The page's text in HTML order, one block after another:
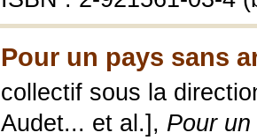
Pour un pays sans
collectif sous la
Audet... et al.], Pour